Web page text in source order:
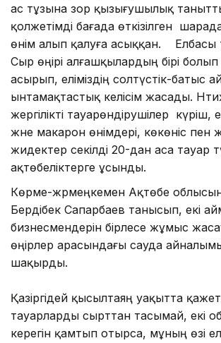
ас тұзына зор қызығушылық
қолжетімді бағада өткізілген
өнім алып қалуға асыққан.
Сыр өңірі алғашқылардың бірі
асырып, еліміздің солтүстік-батыс
ынтамақтастық келісім жасады.
жергілікті тауарөндірушілер күріш,
және макарон өнімдері, көкөніс пен
жидектер секілді 20-дан аса тауар
ақтөбеліктерге ұсынды.
Көрме-жәрмеңкемен Ақтөбе
Бердібек Сапарбаев танысып, екі
бизнесмендерін бірлесе жұмыс
өңірлер арасындағы сауда
шақырды.
Қазіргідей қысылтаяң уақытта
тауарларды сырттан тасымай, екі
керегін қамтып отырса, мұның өзі ел